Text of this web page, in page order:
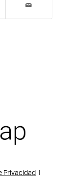
Privacidad |